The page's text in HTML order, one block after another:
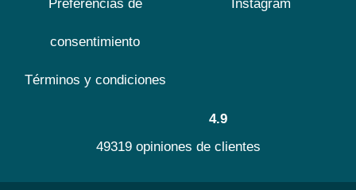
Preferencias de
consentimiento
Términos y condiciones
Instagram
4.9
49319 opiniones de clientes